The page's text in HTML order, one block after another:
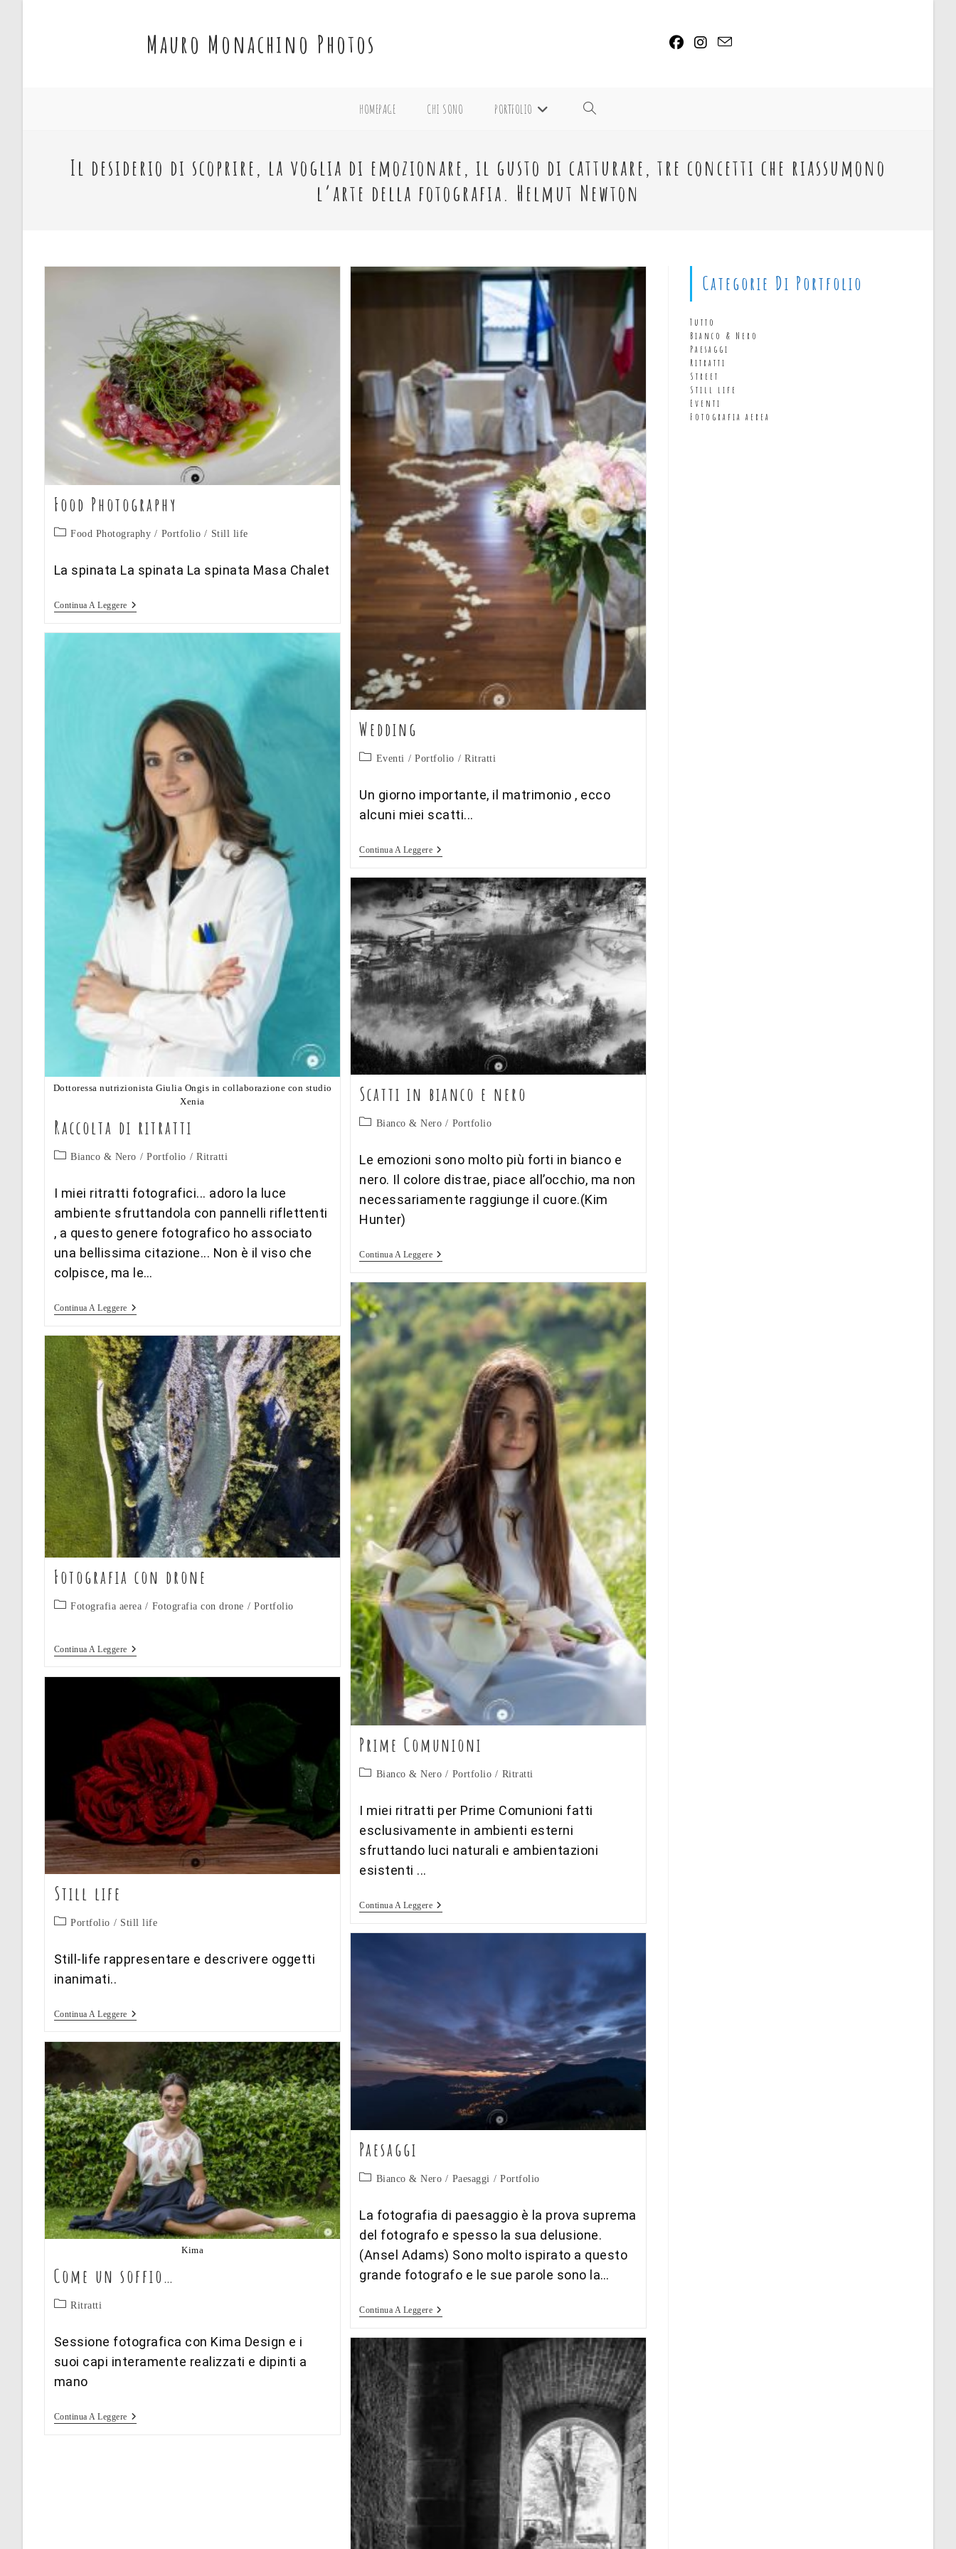
Mauro Monachino Photos
HOMEPAGE CHI SONO PORTFOLIO ATTIVA/DISATTIVA
RICERCA
Il desiderio di scoprire, la voglia di emozionare, il gusto di catturare, tre concetti che riassumono
l’arte della fotografia. Helmut Newton
Food Photography
Categoria
Food Photography / Portfolio / Still life
La spinata La spinata La spinata Masa Chalet
Continua A LeggereFood
Wedding
Categoria
Eventi / Portfolio / Ritratti
Un giorno importante, il matrimonio , ecco
alcuni miei scatti...
Continua A LeggereWedding
Dottoressa nutrizionista Giulia Ongis in collaborazione con studio
Xenia
Raccolta di ritratti
Categoria
Bianco & Nero / Portfolio / Ritratti
I miei ritratti fotografici... adoro la luce
ambiente sfruttandola con pannelli riflettenti
, a questo genere fotografico ho associato
una bellissima citazione... Non è il viso che
colpisce, ma le…
Continua A LeggereRaccolta
Scatti in bianco e nero
Categoria
Bianco & Nero / Portfolio
Le emozioni sono molto più forti in bianco e
nero. Il colore distrae, piace all’occhio, ma non
necessariamente raggiunge il cuore.(Kim
Hunter)
Continua A LeggereScatti
E
Nero
Prime Comunioni
Categoria
Bianco & Nero / Portfolio / Ritratti
I miei ritratti per Prime Comunioni fatti
esclusivamente in ambienti esterni
sfruttando luci naturali e ambientazioni
esistenti ...
Continua A LeggerePrime
Fotografia con drone
Categoria
Fotografia aerea / Fotografia con drone / Portfolio
Continua A LeggereFotografia
Con
Still life
Categoria
Portfolio / Still life
Still-life rappresentare e descrivere oggetti
inanimati..
Continua A LeggereStill
Paesaggi
Categoria
Bianco & Nero / Paesaggi / Portfolio
La fotografia di paesaggio è la prova suprema
del fotografo e spesso la sua delusione.
(Ansel Adams) Sono molto ispirato a questo
grande fotografo e le sue parole sono la…
Continua A LeggerePaesaggi
Kima
Come un soffio…
Categoria
Ritratti
Sessione fotografica con Kima Design e i
suoi capi interamente realizzati e dipinti a
mano
Continua A LeggereCome
Categorie Di Portfolio
Tutto
Bianco & Nero
Paesaggi
Ritratti
Street
Still life
Eventi
Fotografia aerea